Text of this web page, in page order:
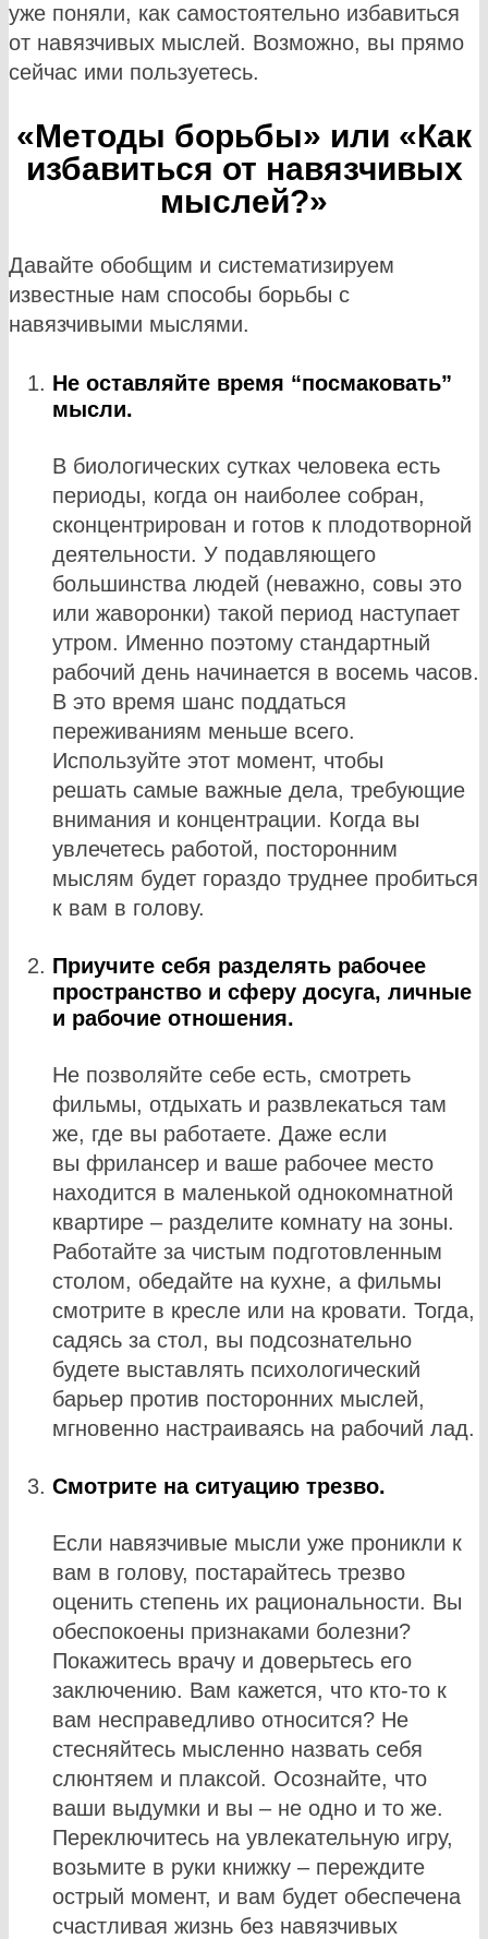
уже поняли, как самостоятельно избавиться
от навязчивых мыслей. Возможно, вы прямо
сейчас ими пользуетесь.
«Методы борьбы» или «Как
избавиться от навязчивых
мыслей?»
Давайте обобщим и систематизируем
известные нам способы борьбы с
навязчивыми мыслями.
Не оставляйте время “посмаковать”
мысли.
В биологических сутках человека есть
периоды, когда он наиболее собран,
сконцентрирован и готов к плодотворной
деятельности. У подавляющего
большинства людей (неважно, совы это
или жаворонки) такой период наступает
утром. Именно поэтому стандартный
рабочий день начинается в восемь часов.
В это время шанс поддаться
переживаниям меньше всего.
Используйте этот момент, чтобы
решать самые важные дела, требующие
внимания и концентрации. Когда вы
увлечетесь работой, посторонним
мыслям будет гораздо труднее пробиться
к вам в голову.
Приучите себя разделять рабочее
пространство и сферу досуга, личные
и рабочие отношения.
Не позволяйте себе есть, смотреть
фильмы, отдыхать и развлекаться там
же, где вы работаете. Даже если
вы фрилансер и ваше рабочее место
находится в маленькой однокомнатной
квартире – разделите комнату на зоны.
Работайте за чистым подготовленным
столом, обедайте на кухне, а фильмы
смотрите в кресле или на кровати. Тогда,
садясь за стол, вы подсознательно
будете выставлять психологический
барьер против посторонних мыслей,
мгновенно настраиваясь на рабочий лад.
Смотрите на ситуацию трезво.
Если навязчивые мысли уже проникли к
вам в голову, постарайтесь трезво
оценить степень их рациональности. Вы
обеспокоены признаками болезни?
Покажитесь врачу и доверьтесь его
заключению. Вам кажется, что кто-то к
вам несправедливо относится? Не
стесняйтесь мысленно назвать себя
слюнтяем и плаксой. Осознайте, что
ваши выдумки и вы – не одно и то же.
Переключитесь на увлекательную игру,
возьмите в руки книжку – переждите
острый момент, и вам будет обеспечена
счастливая жизнь без навязчивых